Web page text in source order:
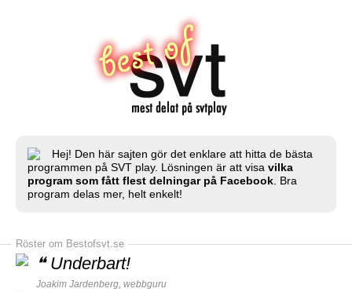
Hej! Den här sajten gör det enklare att hitta de bästa
programmen på SVT play. Lösningen är att visa vilka
program som fått flest delningar på Facebook . Bra
program delas mer, helt enkelt!
Röster om Bestofsvt.se
❝ Underbart!
Joakim Jardenberg, webbguru